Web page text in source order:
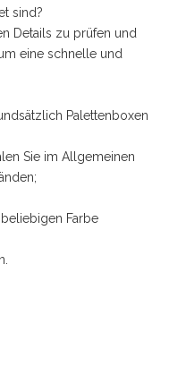
sind?
Details zu prüfen und
eine schnelle und
Palettenboxen
Sie im Allgemeinen
Farbe